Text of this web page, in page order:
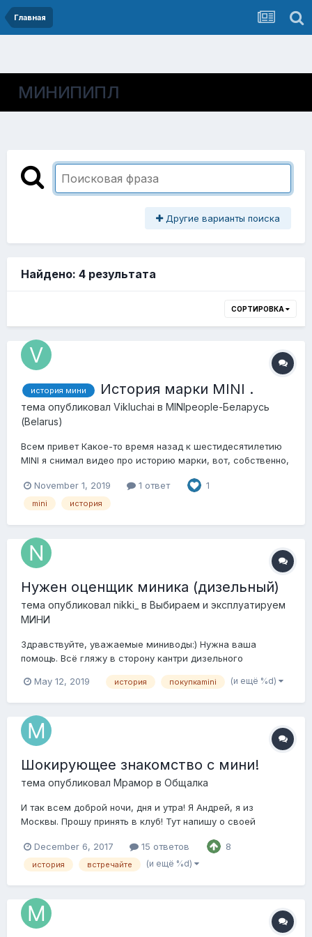
Главная
МИНИПИПЛ
Другие варианты поиска
Найдено: 4 результата
СОРТИРОВКА
история мини История марки MINI .
тема опубликовал Vikluchai в MINIpeople-Беларусь
(Belarus)
Всем привет Какое-то время назад к шестидесятилетию
MINI я снимал видео про историю марки, вот, собственно,
посмотреть!
November 1, 2019 1 ответ 1
mini история
Нужен оценщик миника (дизельный)
тема опубликовал nikki_ в Выбираем и эксплуатируем
МИНИ
Здравствуйте, уважаемые миниводы:) Нужна ваша
помощь. Всё гляжу в сторону кантри дизельного
нужен оценщик. У кого-то есть проверенный, чтобы в
именно специализирующегося на миника...
May 12, 2019 история покупкаmini (и ещё %d)
Шокирующее знакомство с мини!
тема опубликовал Мрамор в Общалка
И так всем доброй ночи, дня и утра! Я Андрей, я из
Москвы. Прошу принять в клуб! Тут напишу о своей
истории, про то как познакомился с мини пару дней
назад. Тут будет много слов и предисторий, вообщем буду
December 6, 2017 15 ответов 8
история встречайте (и ещё %d)